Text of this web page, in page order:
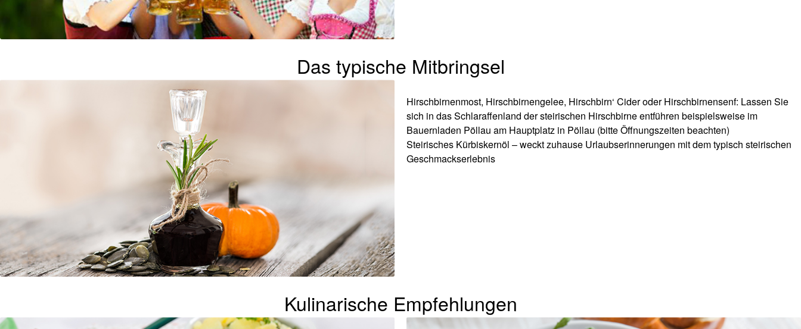
Das typische Mitbringsel
Hirschbirnenmost, Hirschbirnengelee, Hirschbirn‘ Cider oder Hirschbirnensenf: Lassen Sie
sich in das Schlaraffenland der steirischen Hirschbirne entführen beispielsweise im
Bauernladen Pöllau am Hauptplatz in Pöllau (bitte Öffnungszeiten beachten)
Steirisches Kürbiskernöl – weckt zuhause Urlaubserinnerungen mit dem typisch steirischen
Geschmackserlebnis
Kulinarische Empfehlungen